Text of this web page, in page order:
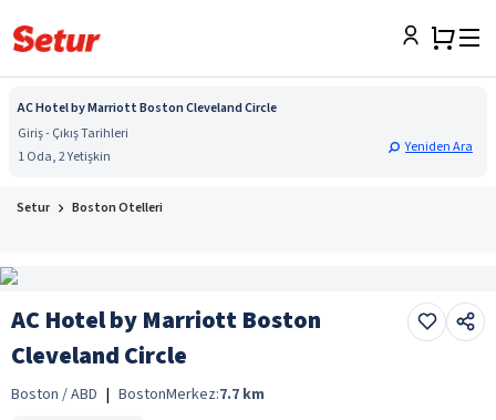
AC Hotel by Marriott Boston Cleveland Circle
Giriş - Çıkış Tarihleri
1 Oda, 2 Yetişkin
Yeniden Ara
Setur Boston Otelleri
AC Hotel by Marriott Boston
Cleveland Circle
Boston / ABD | BostonMerkez:7.7 km